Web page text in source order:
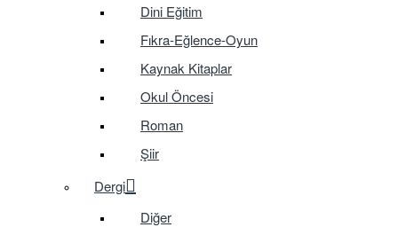
Dini Eğitim
Fıkra-Eğlence-Oyun
Kaynak Kitaplar
Okul Öncesi
Roman
Şiir
Dergi
Diğer